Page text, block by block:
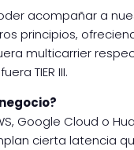
acompañar a
principios,
multicarrier
TIER III.
Google Cloud o
cierta latencia